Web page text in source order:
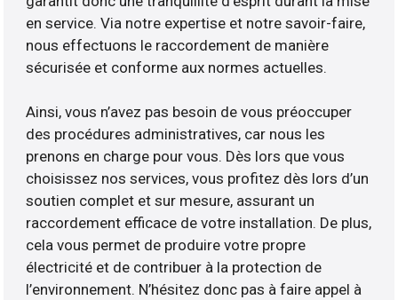
en service. Via notre expertise et notre savoir-faire,
nous effectuons le raccordement de manière
sécurisée et conforme aux normes actuelles.
Ainsi, vous n’avez pas besoin de vous préoccuper
des procédures administratives, car nous les
prenons en charge pour vous. Dès lors que vous
choisissez nos services, vous profitez dès lors d’un
soutien complet et sur mesure, assurant un
raccordement efficace de votre installation. De plus,
cela vous permet de produire votre propre
électricité et de contribuer à la protection de
l’environnement. N’hésitez donc pas à faire appel à